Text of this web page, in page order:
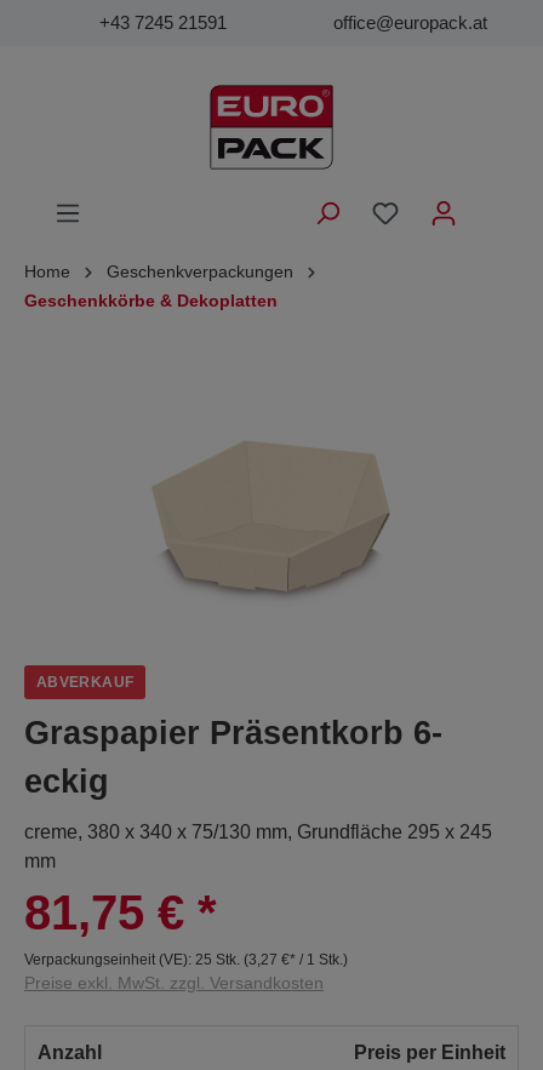
+43 7245 21591 office@europack.at
Home
Geschenkverpackungen
Geschenkkörbe & Dekoplatten
ABVERKAUF
Graspapier Präsentkorb 6-
eckig
creme, 380 x 340 x 75/130 mm, Grundfläche 295 x 245
mm
81,75 € *
Verpackungseinheit (VE): 25 Stk. (3,27 €* / 1 Stk.)
Preise exkl. MwSt. zzgl. Versandkosten
Anzahl Preis per Einheit